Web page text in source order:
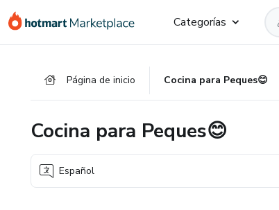
Categorías
Página de inicio Cocina para Peques😊
Cocina para Peques😊
Español